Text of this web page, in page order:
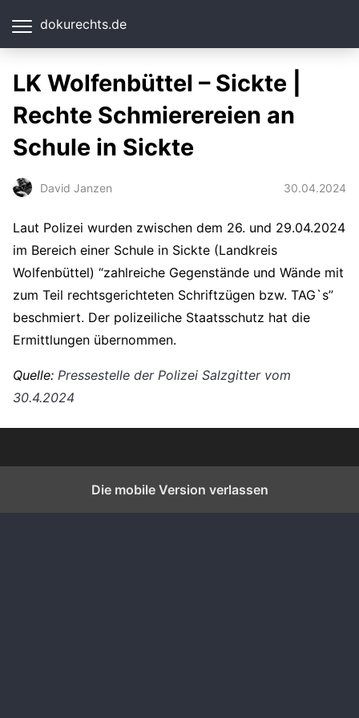
dokurechts.de
LK Wolfenbüttel – Sickte |
Rechte Schmierereien an
Schule in Sickte
David Janzen 30.04.2024
Laut Polizei wurden zwischen dem 26. und 29.04.2024
im Bereich einer Schule in Sickte (Landkreis
Wolfenbüttel) “zahlreiche Gegenstände und Wände mit
zum Teil rechtsgerichteten Schriftzügen bzw. TAG`s”
beschmiert. Der polizeiliche Staatsschutz hat die
Ermittlungen übernommen.
Quelle: Pressestelle der Polizei Salzgitter vom
30.4.2024
Die mobile Version verlassen